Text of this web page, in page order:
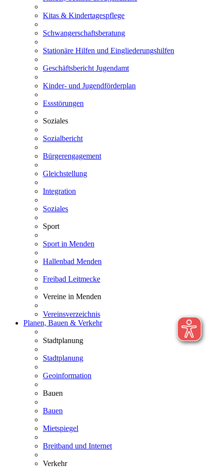
Kitas & Kindertagespflege
Schwangerschaftsberatung
Stationäre Hilfen und Eingliederungshilfen
Geschäftsbericht Jugendamt
Kinder- und Jugendförderplan
Essstörungen
Soziales
Sozialbericht
Bürgerengagement
Gleichstellung
Integration
Soziales
Sport
Sport in Menden
Hallenbad Menden
Freibad Leitmecke
Vereine in Menden
Vereinsverzeichnis
Planen, Bauen & Verkehr
Stadtplanung
Stadtplanung
Geoinformation
Bauen
Bauen
Mietspiegel
Breitband und Internet
Verkehr